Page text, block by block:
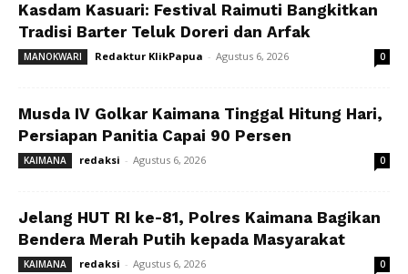
Kasdam Kasuari: Festival Raimuti Bangkitkan
Tradisi Barter Teluk Doreri dan Arfak
MANOKWARI Redaktur KlikPapua - Agustus 6, 2026 0
Musda IV Golkar Kaimana Tinggal Hitung Hari,
Persiapan Panitia Capai 90 Persen
KAIMANA redaksi - Agustus 6, 2026 0
Jelang HUT RI ke-81, Polres Kaimana Bagikan
Bendera Merah Putih kepada Masyarakat
KAIMANA redaksi - Agustus 6, 2026 0